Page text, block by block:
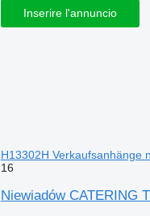
Inserire l'annuncio
H13302H Verkaufsanhänge
16
Niewiadów CATERING